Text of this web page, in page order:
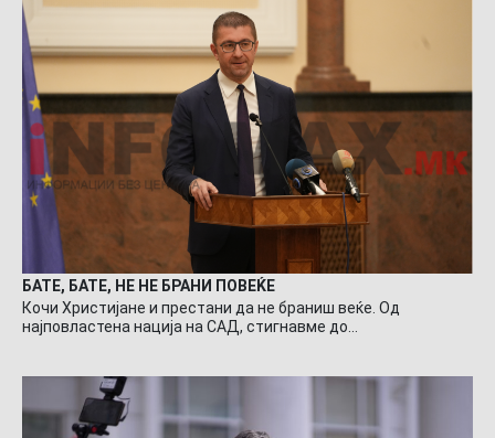
БАТЕ, БАТЕ, НЕ НЕ БРАНИ ПОВЕЌЕ
Кочи Христијане и престани да не браниш веќе. Од
најповластена нација на САД, стигнавме до…